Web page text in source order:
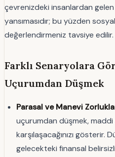
çevrenizdeki insanlardan
yansımasıdır; bu yüzden
değerlendirmeniz tavsiye edilir.
Farklı Senaryolara
Uçurumdan Düşmek
Parasal ve Manevi
uçurumdan düşmek, maddi
karşılaşacağınızı gösterir.
gelecekteki finansal